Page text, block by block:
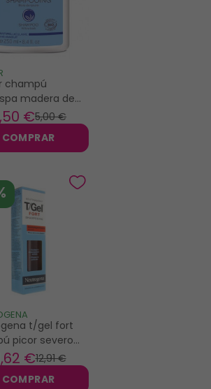
champú
madera de
250ml 5,00 €
,50 €
COMPRAR
t/gel fort
picor severo
12,91 €
,62 €
COMPRAR